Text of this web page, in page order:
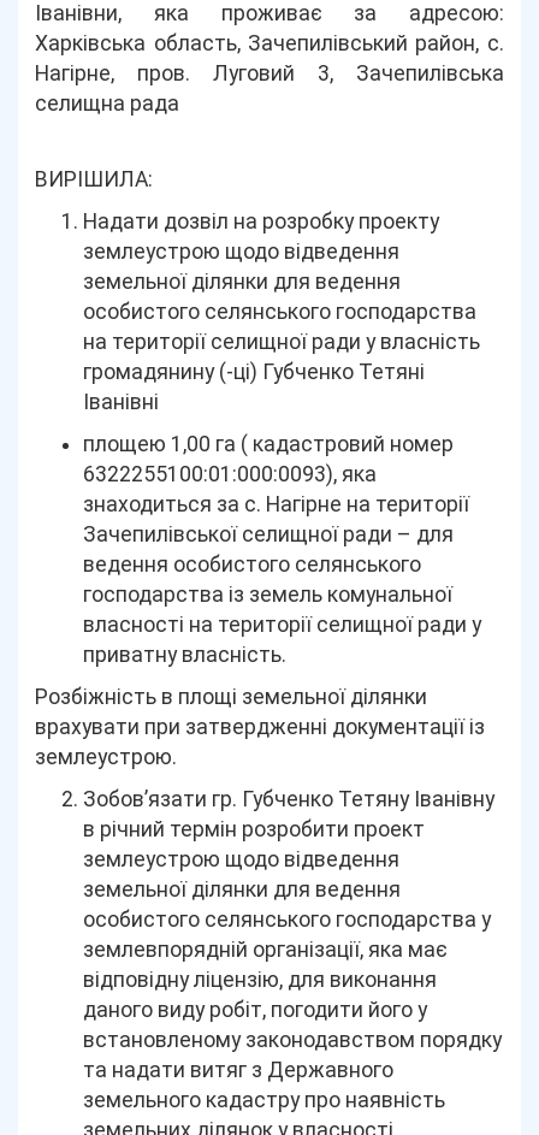
Іванівни, яка проживає за адресою:
Харківська область, Зачепилівський район, с.
Нагірне, пров. Луговий 3, Зачепилівська
селищна рада
ВИРІШИЛА:
Надати дозвіл на розробку проекту
землеустрою щодо відведення
земельної ділянки для ведення
особистого селянського господарства
на території селищної ради у власність
громадянину (-ці) Губченко Тетяні
Іванівні
площею 1,00 га ( кадастровий номер
6322255100:01:000:0093), яка
знаходиться за с. Нагірне на території
Зачепилівської селищної ради – для
ведення особистого селянського
господарства із земель комунальної
власності на території селищної ради у
приватну власність.
Розбіжність в площі земельної ділянки
врахувати при затвердженні документації із
землеустрою.
Зобов’язати гр. Губченко Тетяну Іванівну
в річний термін розробити проект
землеустрою щодо відведення
земельної ділянки для ведення
особистого селянського господарства у
землевпорядній організації, яка має
відповідну ліцензію, для виконання
даного виду робіт, погодити його у
встановленому законодавством порядку
та надати витяг з Державного
земельного кадастру про наявність
земельних ділянок у власності.